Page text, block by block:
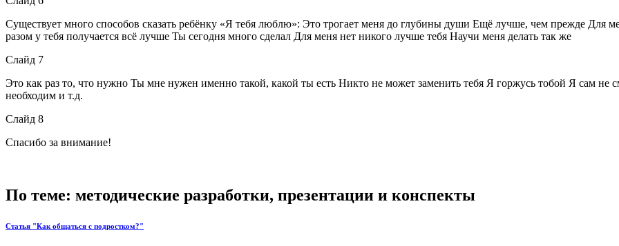
Существует много способов сказать ребёнку «Я тебя люблю»: Это трогает меня до глубины души Ещё лучше, чем прежде Для
разом у тебя получается всё лучше Ты сегодня много сделал Для меня нет никого лучше тебя Научи меня делать так же
Слайд 7
Это как раз то, что нужно Ты мне нужен именно такой, какой ты есть Никто не может заменить тебя Я горжусь тобой Я сам
необходим и т.д.
Слайд 8
Спасибо за внимание!
По теме: методические разработки, презентации и конспекты
Статья "Как общаться с подростком?"